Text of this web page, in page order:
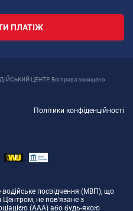
ПЛАТІЖ
ЦЕНТР. Всі права захищено
Політики конфіденційності
посвідчення (МВП), що
не пов'язане з
(AAA) або будь-якою